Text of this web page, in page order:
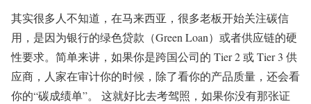
其实很多人不知道，在马来西亚，很多老板开始关注碳信
用，是因为银行的绿色贷款（Green Loan）或者供应链的硬
性要求。简单来讲，如果你是跨国公司的 Tier 2 或 Tier 3 供
应商，人家在审计你的时候，除了看你的产品质量，还会看
你的“碳成绩单”。 这就好比去考驾照，如果你没有那张证